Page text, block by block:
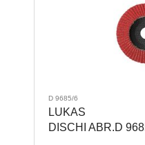
D 9685/6
LUKAS
DISCHI ABR.D